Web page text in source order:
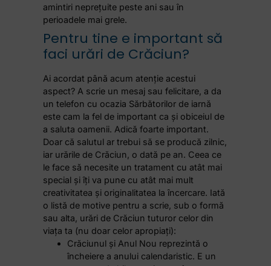
amintiri neprețuite peste ani sau în
perioadele mai grele.
Pentru tine e important să
faci urări de Crăciun?
Ai acordat până acum atenție acestui
aspect? A scrie un mesaj sau felicitare, a da
un telefon cu ocazia Sărbătorilor de iarnă
este cam la fel de important ca și obiceiul de
a saluta oamenii. Adică foarte important.
Doar că salutul ar trebui să se producă zilnic,
iar urările de Crăciun, o dată pe an. Ceea ce
le face să necesite un tratament cu atât mai
special și îți va pune cu atât mai mult
creativitatea și originalitatea la încercare. Iată
o listă de motive pentru a scrie, sub o formă
sau alta, urări de Crăciun tuturor celor din
viața ta (nu doar celor apropiați):
Crăciunul și Anul Nou reprezintă o
încheiere a anului calendaristic. E un